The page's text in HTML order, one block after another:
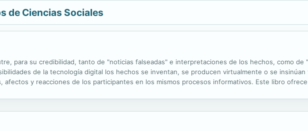
de Ciencias Sociales
para su credibilidad, tanto de "noticias falseadas" e interpretaciones de los hechos, como de
de la tecnología digital los hechos se inventan, se producen virtualmente o se
afectos y reacciones de los participantes en los mismos procesos informativos. Este libro